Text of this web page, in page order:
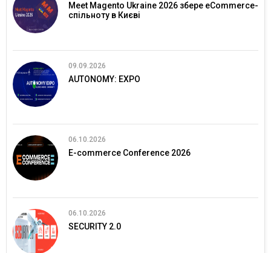
Meet Magento Ukraine 2026 збере eCommerce-
спільноту в Києві
09.09.2026
AUTONOMY: EXPO
06.10.2026
E-commerce Conference 2026
06.10.2026
SECURITY 2.0